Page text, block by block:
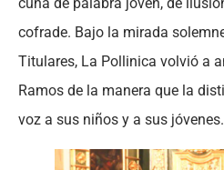
cofrade. Bajo la mirada
Titulares, La Pollinica volvió a
Ramos de la manera que la
voz a sus niños y a sus jóvenes.